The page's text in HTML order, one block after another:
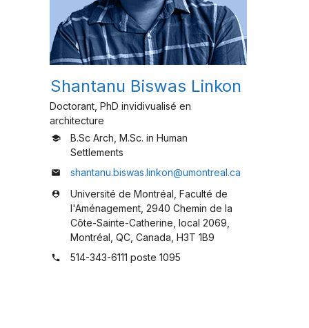
Shantanu Biswas Linkon
Doctorant, PhD invidivualisé en
architecture
school
B.Sc Arch, M.Sc. in Human
Settlements
mail shantanu.biswas.linkon@umontreal.ca
person_pin
Université de Montréal, Faculté de
l'Aménagement, 2940 Chemin de la
Côte-Sainte-Catherine, local 2069,
Montréal, QC, Canada, H3T 1B9
phone 514-343-6111 poste 1095